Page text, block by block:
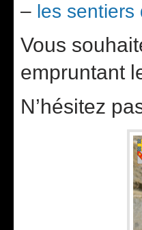
– les sentiers
Vous
empruntant
N’hésitez